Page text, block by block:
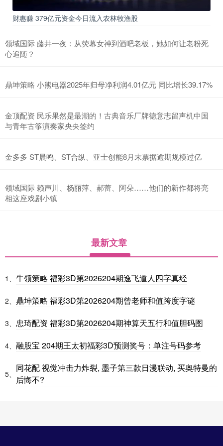
财惠赚 379亿元资金今日流入农林牧渔股
领域国际 藤井一夜：从荧幕女神到酒吧老板，她如何让老粉死
心追随？
鼎坤策略 小熊电器2025年归母净利润4.01亿元 同比增长39.17%
金顶配资 民乐果然是最潮的！古典音乐厂牌德意志留声机中国
与青年古筝演奏家央央签约
金多多 ST晨鸣、ST合纵、亚士创能8月末票据逾期规模过亿
领域国际 赖声川、杨丽萍、郝蕾、阿朵……他们的新作都将亮
相这座戏剧小镇
最新文章
1、 牛领策略 福彩3D第2026204期逸飞道人四字真经
2、 鼎坤策略 福彩3D第2026204期曾老师和值跨度字谜
3、 忠琦配资 福彩3D第2026204期神算天五行和值胆码图
4、 融股宝 204期王太初福彩3D预测奖号：单注号码参考
5、
同花配 视觉冲击力炸裂, 墨子第三款日漫联动, 买奥特曼的
后悔不?